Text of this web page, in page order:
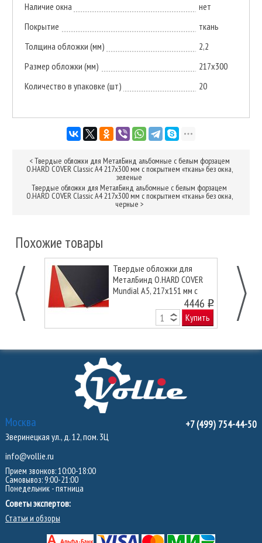
Наличие окна
нет
Покрытие
ткань
Толщина обложки (мм)
2,2
Размер обложки (мм)
217х300
Количество в упаковке (шт)
20
<Твердые обложки для МеталБинд альбомные с белым форзацем
O.HARD COVER Classic А4 217x300 мм с покрытием «ткань» без окна,
зеленые
Твердые обложки для МеталБинд альбомные с белым форзацем
O.HARD COVER Classic А4 217x300 мм с покрытием «ткань» без окна,
черные >
Похожие товары
Твердые обложки для
МеталБинд O.HARD COVER
Mundial А5, 217x151 мм с
покрытием «кожа» без окна,
4446 o
Купить
Москва
Зверинецкая ул., д. 12, пом. 3Ц
info@vollie.ru
Прием звонков: 10:00-18:00
Самовывоз: 9:00-21:00
Понедельник - пятница
Советы экспертов:
Статьи и обзоры
+7 (499) 754-44-50